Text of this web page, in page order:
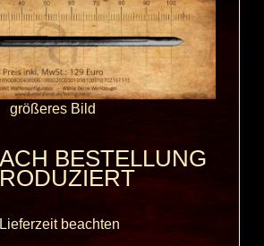
größeres Bild
BESTELLUNG
Lieferzeit beachten